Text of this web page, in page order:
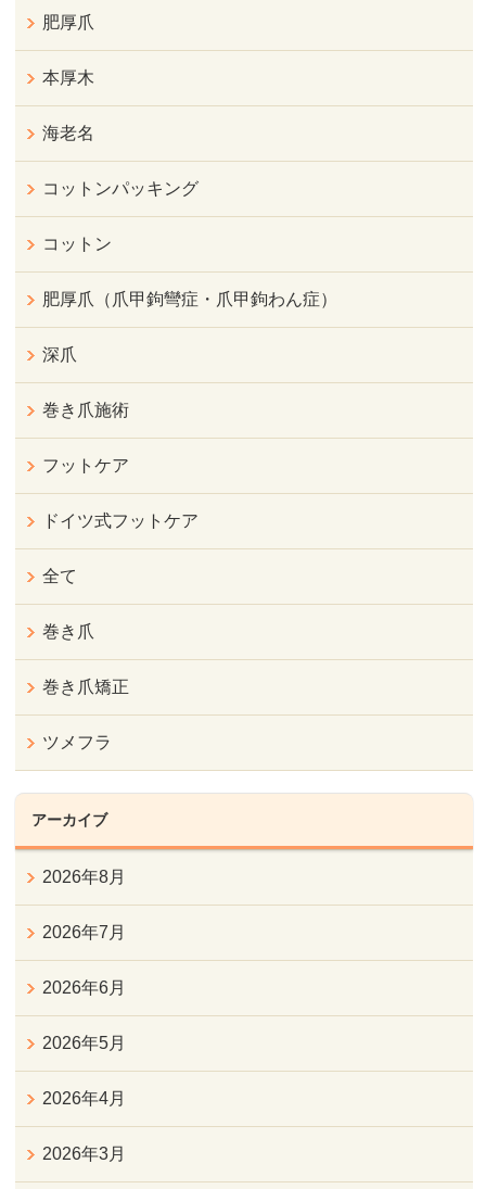
肥厚爪
本厚木
海老名
コットンパッキング
コットン
肥厚爪（爪甲鉤彎症・爪甲鉤わん症）
深爪
巻き爪施術
フットケア
ドイツ式フットケア
全て
巻き爪
巻き爪矯正
ツメフラ
アーカイブ
2026年8月
2026年7月
2026年6月
2026年5月
2026年4月
2026年3月